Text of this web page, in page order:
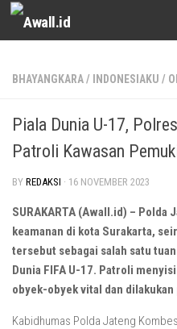
Skip to content
BHAYANGKARA/ INDONESIAKU /
Piala Dunia U-17,
Patroli Kawasan
BY REDAKSI · 16 NOVEMBER 2023
SURAKARTA (Awall.id) –
keamanan di kota Surakarta,
tersebut sebagai salah satu
Dunia FIFA U-17. Patroli
obyek-obyek vital dan
Kabidhumas Polda Jateng